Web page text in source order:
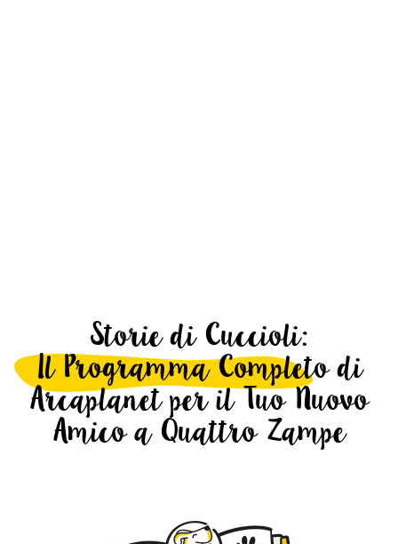
Storie di Cuccioli:
Il Programma Completo di
Arcaplanet per il Tuo Nuovo
Amico a Quattro Zampe